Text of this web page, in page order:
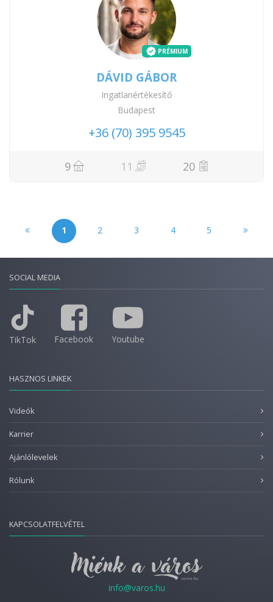
PRÉMIUM
DÁVID GÁBOR
Ingatlanértékesítő
Budapest
+36 (70) 395 9545
9 11 20
1 2 3 4 5
SOCIAL MEDIA
TikTok Facebook Youtube
HASZNOS LINKEK
Videók
Karrier
Ajánlólevelek
Rólunk
KAPCSOLATFELVÉTEL
info@varos.hu